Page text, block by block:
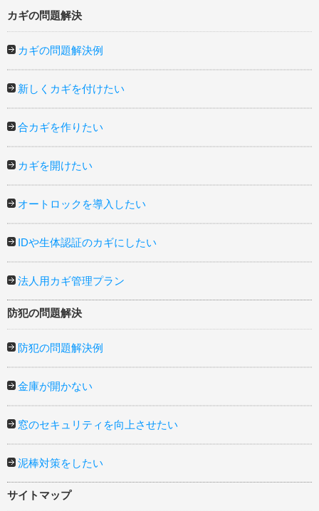
カギの問題解決
カギの問題解決例
新しくカギを付けたい
合カギを作りたい
カギを開けたい
オートロックを導入したい
IDや生体認証のカギにしたい
法人用カギ管理プラン
防犯の問題解決
防犯の問題解決例
金庫が開かない
窓のセキュリティを向上させたい
泥棒対策をしたい
サイトマップ